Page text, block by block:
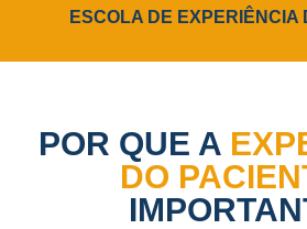
ESCOLA DE EXPERIÊNCIA
POR QUE A
DO